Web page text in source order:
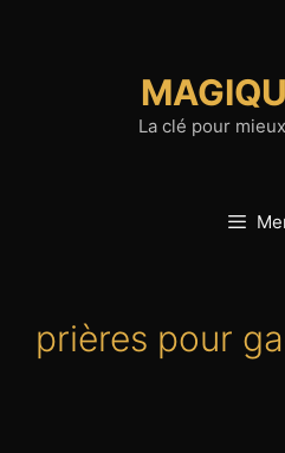
La clé pour
prières pour